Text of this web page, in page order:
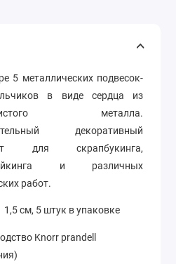
5 металлических подвесок-
в виде сердца из
металла.
декоративный
для скрапбукинга,
и различных
работ.
см, 5 штук в упаковке
Knorr prandell